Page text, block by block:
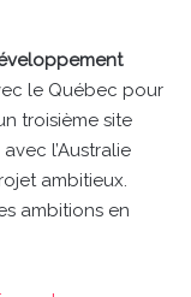
le Québec pour
troisième site
l’Australie
ambitieux.
ambitions en